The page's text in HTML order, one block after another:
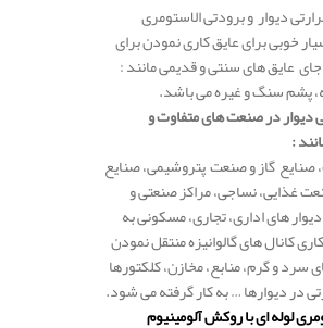
دیوار و برودتی الاستومری
خوبی برای عایق کاری نمودن برای
جای عایق های سنتی و قدیمی مانند :
پشم سنگ و غیره می باشد.
دیوار در صنعت های متفاوت و
:
گاز و صنعت پتروشیمی، صنایع
غذایی، نساجی، مراکز صنعتی و
های اداری، تجاری، مسکونی به
کانال های گالوانیزه منتقل نمودن
سرد و گرم، منابع، مخازن، کلکتورها
در دیوارها … به کار گرفته می شود.
لوله ای با روکش آلومینیوم